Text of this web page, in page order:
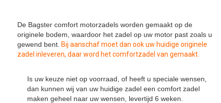
De Bagster comfort motorzadels worden gemaakt op de
originele bodem, waardoor het zadel op uw motor past zoals u
gewend bent. Bij aanschaf moet dan ook uw huidige originele
zadel inleveren, daar word het comfortzadel van gemaakt.
Is uw keuze niet op voorraad, of heeft u speciale wensen,
dan kunnen wij van uw huidige zadel een comfort zadel
maken geheel naar uw wensen, levertijd 6 weken.